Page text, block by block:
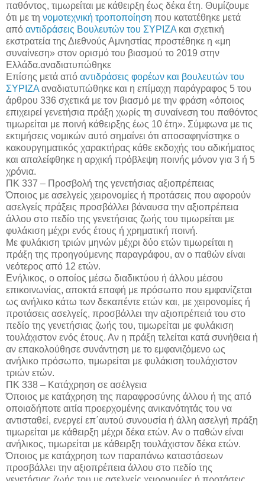
παθόντος, τιμωρείται με κάθειρξη έως δέκα έτη. Θυμίζουμε
ότι με τη νομοτεχνική τροποποίηση που κατατέθηκε μετά
από αντιδράσεις Βουλευτών του ΣΥΡΙΖΑ και σχετική
εκστρατεία της Διεθνούς Αμνηστίας προστέθηκε η «μη
συναίνεση» στον ορισμό του βιασμού το 2019 στην
Ελλάδα.αναδιατυπώθηκε
Επίσης μετά από αντιδράσεις φορέων και βουλευτών του
ΣΥΡΙΖΑ αναδιατυπώθηκε και η επίμαχη παράγραφος 5 του
άρθρου 336 σχετικά με τον βιασμό με την φράση «όποιος
επιχειρεί γενετήσια πράξη χωρίς τη συναίνεση του παθόντος
τιμωρείται με ποινή κάθειρξης έως 10 έτη». Σύμφωνα με τις
εκτιμήσεις νομικών αυτό σημαίνει ότι αποσαφηνίστηκε ο
κακουργηματικός χαρακτήρας κάθε εκδοχής του αδικήματος
και απαλείφθηκε η αρχική πρόβλεψη ποινής μόνον για 3 ή 5
χρόνια.
ΠΚ 337 – Προσβολή της γενετήσιας αξιοπρέπειας
Όποιος με ασελγείς χειρονομίες ή προτάσεις που αφορούν
ασελγείς πράξεις προσβάλλει βάναυσα την αξιοπρέπεια
άλλου στο πεδίο της γενετήσιας ζωής του τιμωρείται με
φυλάκιση μέχρι ενός έτους ή χρηματική ποινή.
Με φυλάκιση τριών μηνών μέχρι δύο ετών τιμωρείται η
πράξη της προηγούμενης παραγράφου, αν ο παθών είναι
νεότερος από 12 ετών.
Ενήλικος, ο οποίος μέσω διαδικτύου ή άλλου μέσου
επικοινωνίας, αποκτά επαφή με πρόσωπο που εμφανίζεται
ως ανήλικο κάτω των δεκαπέντε ετών και, με χειρονομίες ή
προτάσεις ασελγείς, προσβάλλει την αξιοπρέπειά του στο
πεδίο της γενετήσιας ζωής του, τιμωρείται με φυλάκιση
τουλάχιστον ενός έτους. Αν η πράξη τελείται κατά συνήθεια ή
αν επακολούθησε συνάντηση με το εμφανιζόμενο ως
ανήλικο πρόσωπο, τιμωρείται με φυλάκιση τουλάχιστον
τριών ετών.
ΠΚ 338 – Κατάχρηση σε ασέλγεια
Όποιος με κατάχρηση της παραφροσύνης άλλου ή της από
οποιαδήποτε αιτία προερχομένης ανικανότητάς του να
αντισταθεί, ενεργεί επ΄αυτού συνουσία ή άλλη ασελγή πράξη
τιμωρείται με κάθειρξη μέχρι δέκα ετών. Αν ο παθών είναι
ανήλικος, τιμωρείται με κάθειρξη τουλάχιστον δέκα ετών.
Όποιος με κατάχρηση των παραπάνω καταστάσεων
προσβάλλει την αξιοπρέπεια άλλου στο πεδίο της